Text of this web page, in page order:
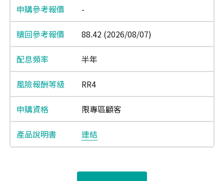
-
88.42 (2026/08/07)
半年
RR4
限專區顧客
連結